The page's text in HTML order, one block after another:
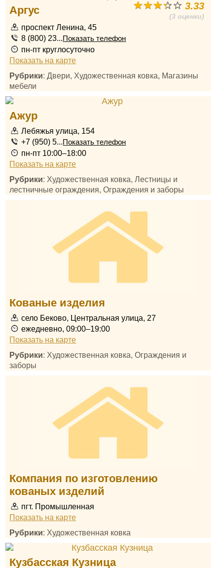
3.33
(3 оценки)
Аргус
проспект Ленина, 45
8 (800) 23...Показать телефон
пн-пт круглосуточно
Показать на карте
Рубрики: Двери, Художественная ковка, Магазины
мебели
Ажур
Лебяжья улица, 154
+7 (950) 5...Показать телефон
пн-пт 10:00–18:00
Показать на карте
Рубрики: Художественная ковка, Лестницы и
лестничные ограждения, Ограждения и заборы
Кованые изделия
село Беково, Центральная улица, 27
ежедневно, 09:00–19:00
Показать на карте
Рубрики: Художественная ковка, Ограждения и
заборы
Компания по изготовлению
кованых изделий
пгт. Промышленная
Показать на карте
Рубрики: Художественная ковка
Кузбасская Кузница